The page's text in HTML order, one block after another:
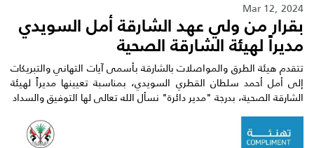
Mar 12, 2024
بقرار من ولي عهد الشارقة أمل السويدي
مديراً لهيئة الشارقة الصحية
تتقدم هيئة الطرق والمواصلات بالشارقة بأسمى آيات التهاني والتبريكات
إلى أمل أحمد سلطان القطري السويدي، بمناسبة تعيينها مديراً لهيئة
الشارقة الصحية، بدرجة "مدير دائرة" نسأل الله تعالى لها التوفيق والسداد